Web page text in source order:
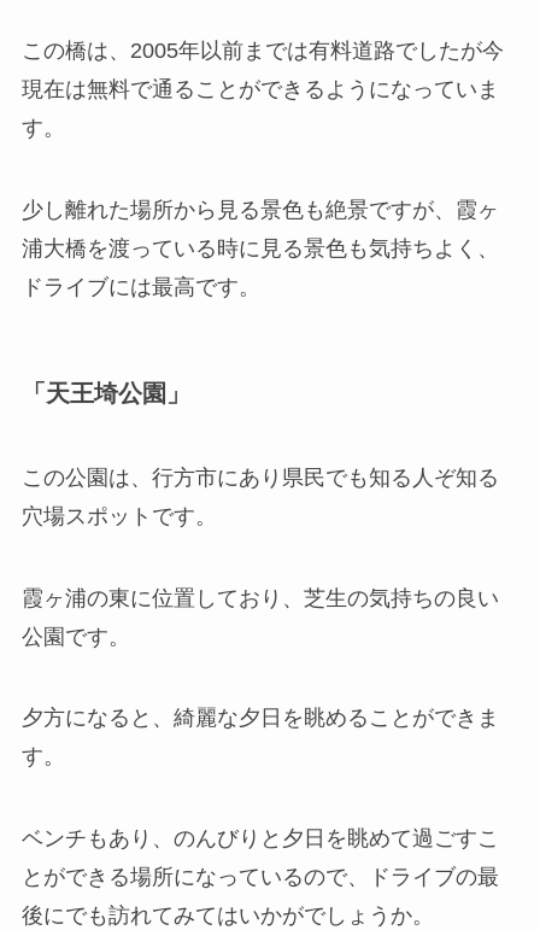
この橋は、2005年以前までは有料道路でしたが今
現在は無料で通ることができるようになっていま
す。
少し離れた場所から見る景色も絶景ですが、霞ヶ
浦大橋を渡っている時に見る景色も気持ちよく、
ドライブには最高です。
「天王埼公園」
この公園は、行方市にあり県民でも知る人ぞ知る
穴場スポットです。
霞ヶ浦の東に位置しており、芝生の気持ちの良い
公園です。
夕方になると、綺麗な夕日を眺めることができま
す。
ベンチもあり、のんびりと夕日を眺めて過ごすこ
とができる場所になっているので、ドライブの最
後にでも訪れてみてはいかがでしょうか。